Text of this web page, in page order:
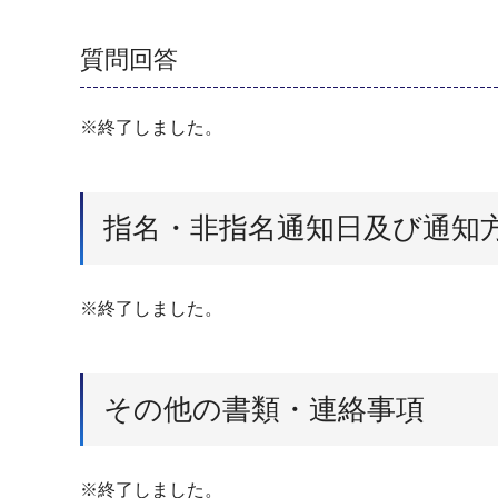
質問回答
※終了しました。
指名・非指名通知日及び通知
※終了しました。
その他の書類・連絡事項
※終了しました。